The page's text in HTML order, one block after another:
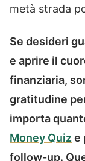
metà strada
Se desideri
e aprire il
finanziaria,
gratitudine
importa
Money Quize
follow-up.